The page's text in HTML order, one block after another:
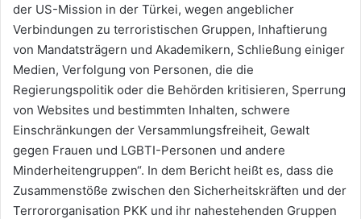
der US-Mission in der Türkei, wegen angeblicher
Verbindungen zu terroristischen Gruppen, Inhaftierung
von Mandatsträgern und Akademikern, Schließung einiger
Medien, Verfolgung von Personen, die die
Regierungspolitik oder die Behörden kritisieren, Sperrung
von Websites und bestimmten Inhalten, schwere
Einschränkungen der Versammlungsfreiheit, Gewalt
gegen Frauen und LGBTI-Personen und andere
Minderheitengruppen“. In dem Bericht heißt es, dass die
Zusammenstöße zwischen den Sicherheitskräften und der
Terrororganisation PKK und ihr nahestehenden Gruppen